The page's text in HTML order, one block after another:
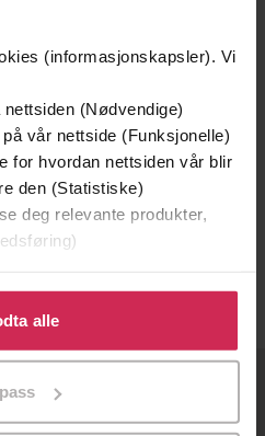
(informasjonskapsler). Vi
(Nødvendige)
vår nettside (Funksjonelle)
for hvordan nettsiden vår blir
den (Statistiske)
deg relevante produkter,
gi oss ditt samtykke til å
formålene. Du kan også
formål ved å klikke
alle
250,-
Britt Irene Strand